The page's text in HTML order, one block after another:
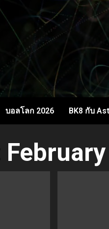
บอลโลก 2026 BK8 กับ